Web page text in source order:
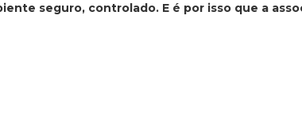
seguro, controlado. E é por isso que a